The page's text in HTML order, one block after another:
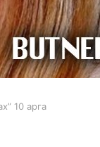
10 арга